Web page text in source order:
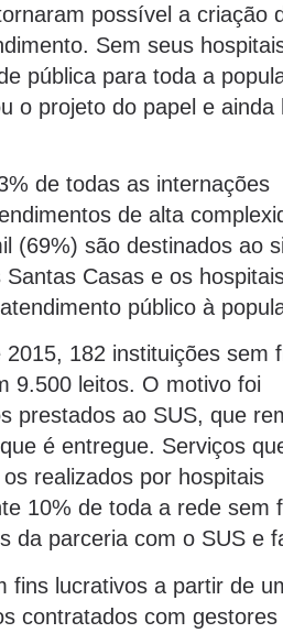
possível a criação
Sem seus
pública para toda a
o projeto do papel e ainda
de todas as internações
de alta
(69%) são destinados ao
Casas e os
público à
182 instituições sem
9.500 leitos. O motivo foi
prestados ao SUS, que
é entregue. Serviços
realizados por hospitais
10% de toda a rede sem
da parceria com o SUS e
fins lucrativos a partir de
contratados com gestores